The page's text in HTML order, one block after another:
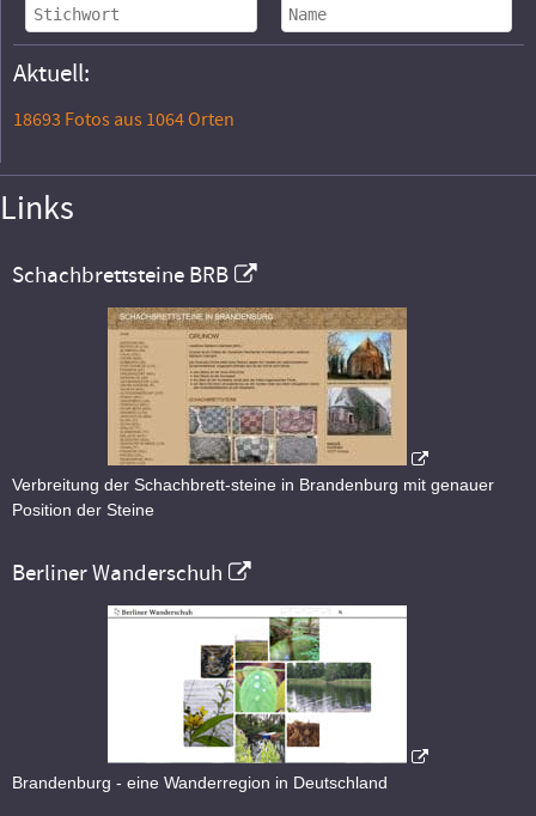
Aktuell:
18693 Fotos aus 1064 Orten
Links
Schachbrettsteine BRB
Verbreitung der Schachbrett-steine in Brandenburg mit genauer
Position der Steine
Berliner Wanderschuh
Brandenburg - eine Wanderregion in Deutschland